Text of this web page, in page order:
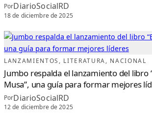
PorDiarioSocialRD
18 de diciembre de 2025
LANZAMIENTOS , LITERATURA, NACIONAL
Jumbo respalda el lanzamiento del libro
Musa”, una guía para formar mejores
PorDiarioSocialRD
12 de diciembre de 2025